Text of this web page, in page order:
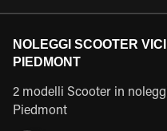
NOLEGGI SCOOTER
PIEDMONT
2 modelli Scooter in
Piedmont